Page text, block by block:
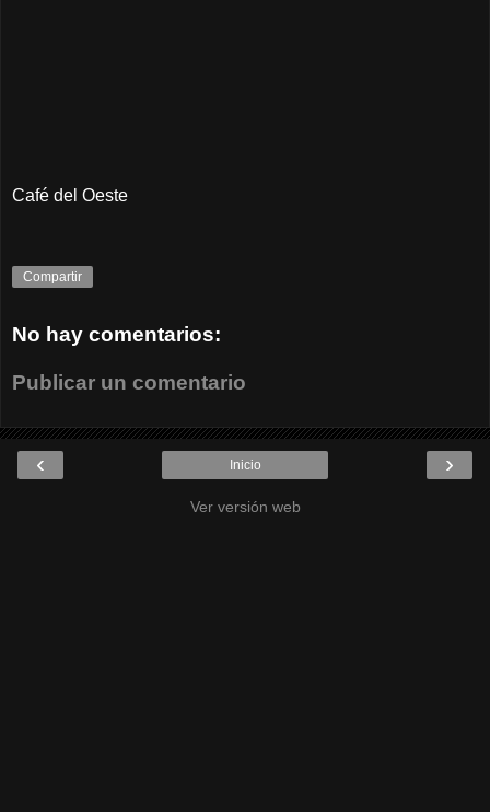
Café del Oeste
Compartir
No hay comentarios:
Publicar un comentario
‹ ›
Inicio
Ver versión web